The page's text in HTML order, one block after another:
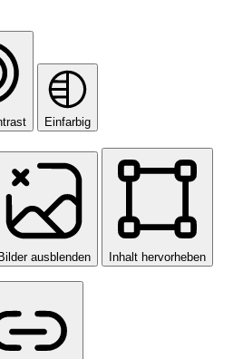
Einfarbig
Bilder ausblenden Inhalt hervorheben